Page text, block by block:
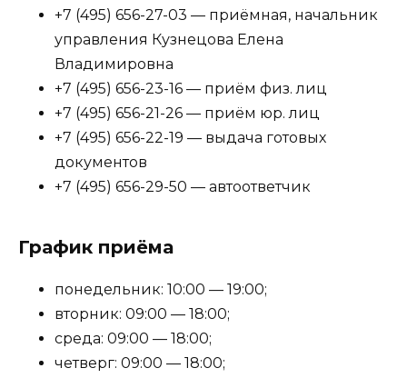
+7 (495) 656-27-03 — приёмная, начальник
управления Кузнецова Елена
Владимировна
+7 (495) 656-23-16 — приём физ. лиц
+7 (495) 656-21-26 — приём юр. лиц
+7 (495) 656-22-19 — выдача готовых
документов
+7 (495) 656-29-50 — автоответчик
График приёма
понедельник: 10:00 — 19:00;
вторник: 09:00 — 18:00;
среда: 09:00 — 18:00;
четверг: 09:00 — 18:00;